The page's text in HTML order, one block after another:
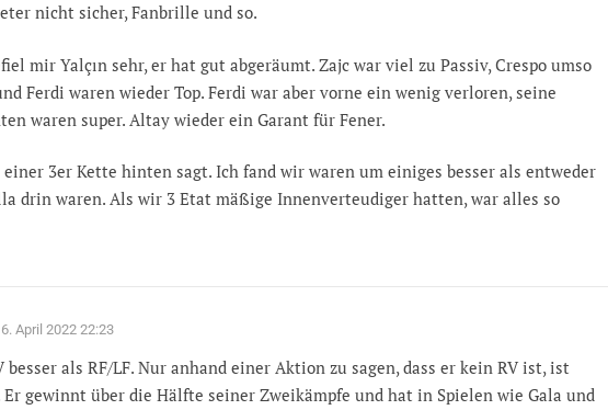
nicht sicher, Fanbrille und so.
mir Yalçın sehr, er hat gut abgeräumt. Zajc war viel zu Passiv, Crespo umso
Ferdi waren wieder Top. Ferdi war aber vorne ein wenig verloren, seine
waren super. Altay wieder ein Garant für Fener.
3er Kette hinten sagt. Ich fand wir waren um einiges besser als entweder
drin waren. Als wir 3 Etat mäßige Innenverteudiger hatten, war alles so
April 2022 22:23
besser als RF/LF. Nur anhand einer Aktion zu sagen, dass er kein RV ist, ist
gewinnt über die Hälfte seiner Zweikämpfe und hat in Spielen wie Gala und